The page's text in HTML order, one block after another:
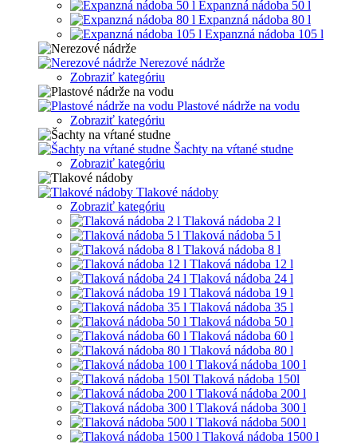
Expanzná nádoba 50 l
Expanzná nádoba 80 l
Expanzná nádoba 105 l
Nerezové nádrže
Zobraziť kategóriu
Plastové nádrže na vodu
Zobraziť kategóriu
Šachty na vŕtané studne
Zobraziť kategóriu
Tlakové nádoby
Zobraziť kategóriu
Tlaková nádoba 2 l
Tlaková nádoba 5 l
Tlaková nádoba 8 l
Tlaková nádoba 12 l
Tlaková nádoba 24 l
Tlaková nádoba 19 l
Tlaková nádoba 35 l
Tlaková nádoba 50 l
Tlaková nádoba 60 l
Tlaková nádoba 80 l
Tlaková nádoba 100 l
Tlaková nádoba 150l
Tlaková nádoba 200 l
Tlaková nádoba 300 l
Tlaková nádoba 500 l
Tlaková nádoba 1500 l